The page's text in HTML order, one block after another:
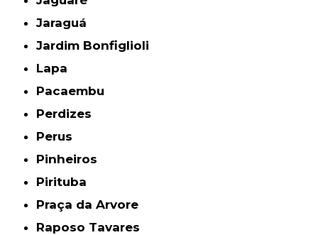
Jaraguá
Jardim Bonfiglioli
Lapa
Pacaembu
Perdizes
Perus
Pinheiros
Pirituba
Praça da Arvore
Raposo Tavares